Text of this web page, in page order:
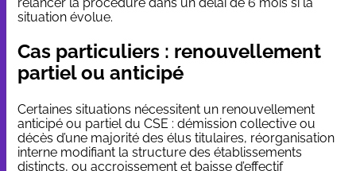
relancer la procédure dans un délai de 6 mois si la
situation évolue.
Cas particuliers : renouvellement
partiel ou anticipé
Certaines situations nécessitent un renouvellement
anticipé ou partiel du CSE : démission collective ou
décès d’une majorité des élus titulaires, réorganisation
interne modifiant la structure des établissements
distincts, ou accroissement et baisse d’effectif